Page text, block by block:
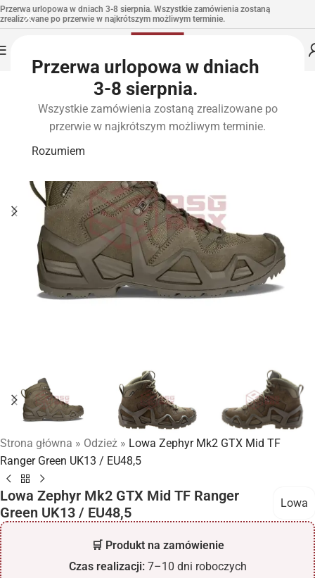
Przerwa urlopowa w dniach
3-8 sierpnia.
Wszystkie zamówienia zostaną zrealizowane po
przerwie w najkrótszym możliwym terminie.
Rozumiem
Przerwa urlopowa w dniach 3-8 sierpnia. Wszystkie zamówienia zostaną
zrealizowane po przerwie w najkrótszym możliwym terminie.
Strona główna » Odzież » Lowa Zephyr Mk2 GTX Mid TF
Ranger Green UK13 / EU48,5
Lowa Zephyr Mk2 GTX Mid TF Ranger
Green UK13 / EU48,5
Lowa
🛒 Produkt na zamówienie
Czas realizacji:7–10 dni roboczych